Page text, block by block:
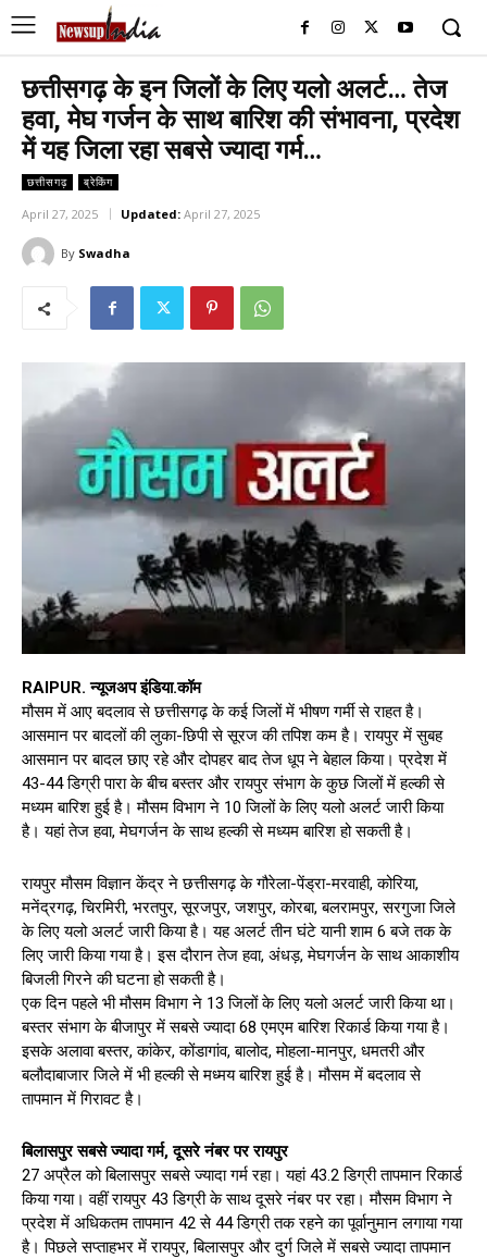
छत्तीसगढ़ के इन जिलों के लिए यलो अलर्ट… तेज
हवा, मेघ गर्जन के साथ बारिश की संभावना, प्रदेश
में यह जिला रहा सबसे ज्यादा गर्म…
छत्तीसगढ़ ब्रेकिंग
April 27, 2025 Updated: April 27, 2025
By Swadha
RAIPUR. न्यूजअप इंडिया.कॉम
मौसम में आए बदलाव से छत्तीसगढ़ के कई जिलों में भीषण गर्मी से राहत है।
आसमान पर बादलों की लुका-छिपी से सूरज की तपिश कम है। रायपुर में सुबह
आसमान पर बादल छाए रहे और दोपहर बाद तेज धूप ने बेहाल किया। प्रदेश में
43-44 डिग्री पारा के बीच बस्तर और रायपुर संभाग के कुछ जिलों में हल्की से
मध्यम बारिश हुई है। मौसम विभाग ने 10 जिलों के लिए यलो अलर्ट जारी किया
है। यहां तेज हवा, मेघगर्जन के साथ हल्की से मध्यम बारिश हो सकती है।
रायपुर मौसम विज्ञान केंद्र ने छत्तीसगढ़ के गौरेला-पेंड्रा-मरवाही, कोरिया,
मनेंद्रगढ़, चिरमिरी, भरतपुर, सूरजपुर, जशपुर, कोरबा, बलरामपुर, सरगुजा जिले
के लिए यलो अलर्ट जारी किया है। यह अलर्ट तीन घंटे यानी शाम 6 बजे तक के
लिए जारी किया गया है। इस दौरान तेज हवा, अंधड़, मेघगर्जन के साथ आकाशीय
बिजली गिरने की घटना हो सकती है।
एक दिन पहले भी मौसम विभाग ने 13 जिलों के लिए यलो अलर्ट जारी किया था।
बस्तर संभाग के बीजापुर में सबसे ज्यादा 68 एमएम बारिश रिकार्ड किया गया है।
इसके अलावा बस्तर, कांकेर, कोंडागांव, बालोद, मोहला-मानपुर, धमतरी और
बलौदाबाजार जिले में भी हल्की से मध्मय बारिश हुई है। मौसम में बदलाव से
तापमान में गिरावट है।
बिलासपुर सबसे ज्यादा गर्म, दूसरे नंबर पर रायपुर
27 अप्रैल को बिलासपुर सबसे ज्यादा गर्म रहा। यहां 43.2 डिग्री तापमान रिकार्ड
किया गया। वहीं रायपुर 43 डिग्री के साथ दूसरे नंबर पर रहा। मौसम विभाग ने
प्रदेश में अधिकतम तापमान 42 से 44 डिग्री तक रहने का पूर्वानुमान लगाया गया
है। पिछले सप्ताहभर में रायपुर, बिलासपुर और दुर्ग जिले में सबसे ज्यादा तापमान